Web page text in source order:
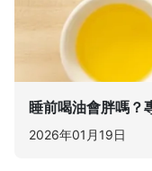
睡前喝油會胖嗎？
2026年01月19日